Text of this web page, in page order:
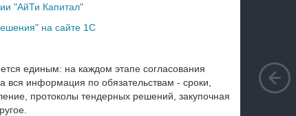
"АйТи Капитал"
на сайте 1С
единым: на каждом этапе согласования
вся информация по обязательствам - сроки,
протоколы тендерных решений, закупочная